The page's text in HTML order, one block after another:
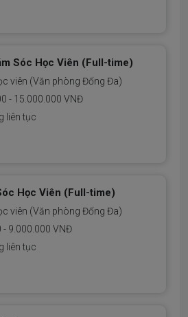
Sóc Học Viên (Full-time)
viên (Văn phòng Đống Đa)
- 15.000.000 VNĐ
liên tục
Học Viên (Full-time)
viên (Văn phòng Đống Đa)
9.000.000 VNĐ
liên tục